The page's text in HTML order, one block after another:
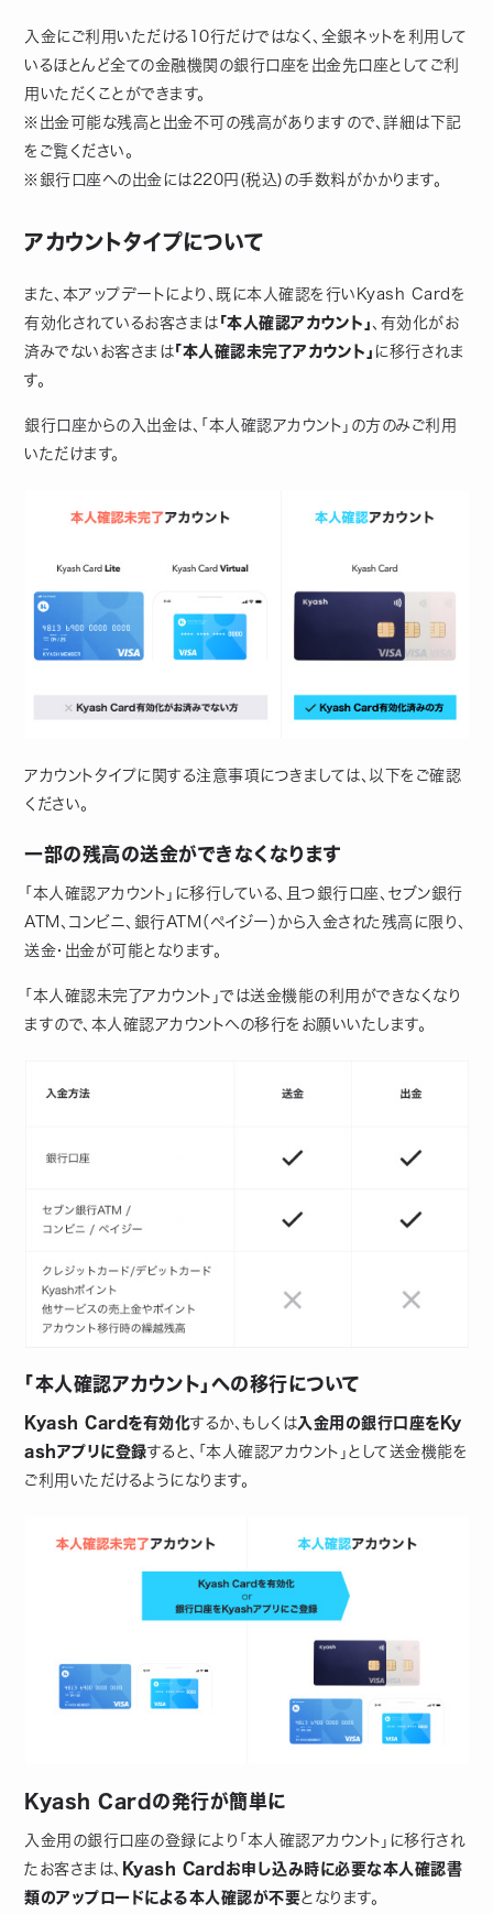
入金にご利用いただける10行だけではなく、全銀ネットを利用して
いるほとんど全ての金融機関の銀行口座を出金先口座としてご利
用いただくことができます。
※出金可能な残高と出金不可の残高がありますので、詳細は下記
をご覧ください。
※銀行口座への出金には220円(税込)の手数料がかかります。
アカウントタイプについて
また、本アップデートにより、既に本人確認を行いKyash Cardを
有効化されているお客さまは 「本人確認アカウント」
、有効化がお
済みでないお客さまは「本人確認未完了アカウント」 に移行されま
す。
銀行口座からの入出金は、「本人確認アカウント」の方のみご利用
いただけます。
アカウントタイプに関する注意事項につきましては、以下をご確認
ください。
一部の残高の送金ができなくなります
「本人確認アカウント」に移行している、且つ銀行口座、セブン銀行
ATM、コンビニ、銀行ATM（ペイジー）から入金された残高に限り、
送金・出金が可能となります。
「本人確認未完了アカウント」では送金機能の利用ができなくなり
ますので、本人確認アカウントへの移行をお願いいたします。
「本人確認アカウント」への移行について
Kyash Cardを有効化するか、もしくは 入金用の銀行口座をKy
ashアプリに登録すると、「本人確認アカウント」として送金機能を
ご利用いただけるようになります。
Kyash Cardの発行が簡単に
入金用の銀行口座の登録により「本人確認アカウント」に移行され
たお客さまは、
Kyash Cardお申し込み時に必要な本人確認書
類のアップロードによる本人確認が不要となります。